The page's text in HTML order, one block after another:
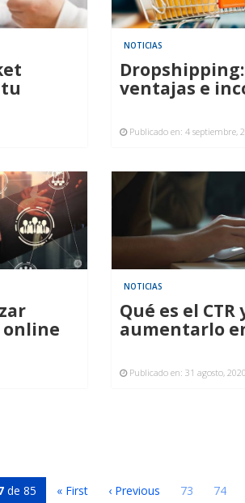
NOTICIAS
ventajas e
Publicado en: 4 septiembre,
online
NOTICIAS
Qué es el CTR
aumentarlo
Publicado en: 31 agosto, 2020
de 85 « First ‹ Previous 73 74